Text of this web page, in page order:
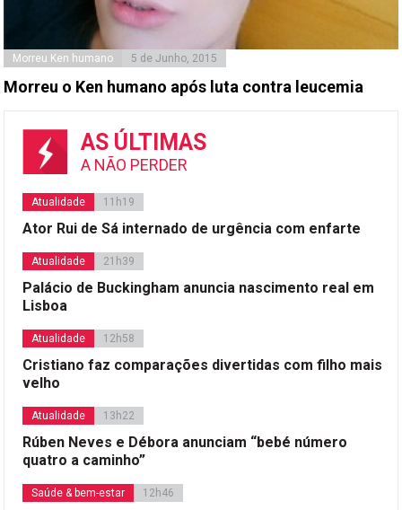
Morreu Ken humano 5 de Junho, 2015
Morreu o Ken humano após luta contra leucemia
AS ÚLTIMAS
A NÃO PERDER
Atualidade 11h19
Ator Rui de Sá internado de urgência com enfarte
Atualidade 21h39
Palácio de Buckingham anuncia nascimento real em
Lisboa
Atualidade 12h58
Cristiano faz comparações divertidas com filho mais
velho
Atualidade 13h22
Rúben Neves e Débora anunciam “bebé número
quatro a caminho”
Saúde & bem-estar 12h46